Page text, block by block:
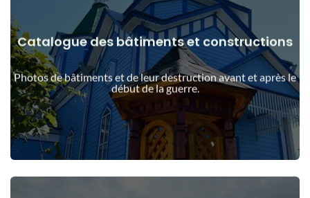
Catalogue des bâtiments et constructions
Photos de bâtiments et de leur destruction avant et après le
début de la guerre.
Bâtiments, structures, objets avant et après le début de la
guerre
Voir les détails